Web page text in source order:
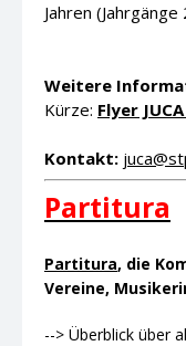
Jahren
Weitere
Kürze: Flyer
Kontakt:
Partitura
Partitura, die
Vereine,
--> Überblick über